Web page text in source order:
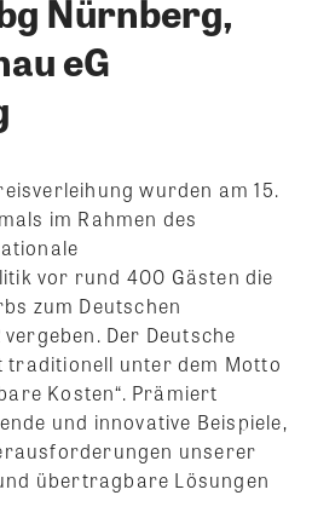
Nürnberg,
eG
wurden am 15.
im Rahmen des
vor rund 400 Gästen die
zum Deutschen
Der Deutsche
unter dem Motto
Kosten“. Prämiert
und innovative Beispiele,
unserer
übertragbare Lösungen